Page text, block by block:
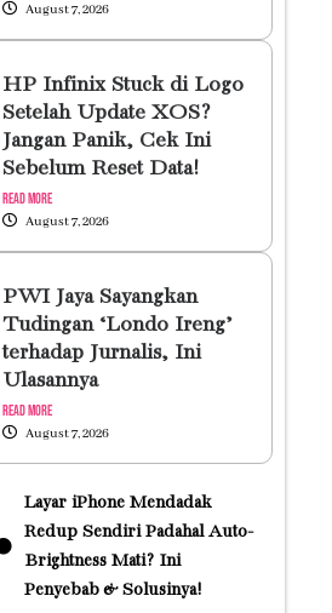
August 7, 2026
HP Infinix Stuck di Logo
Setelah Update XOS?
Jangan Panik, Cek Ini
Sebelum Reset Data!
Read More
August 7, 2026
PWI Jaya Sayangkan
Tudingan ‘Londo Ireng’
terhadap Jurnalis, Ini
Ulasannya
Read More
August 7, 2026
Layar iPhone Mendadak
Redup Sendiri Padahal Auto-
Brightness Mati? Ini
Penyebab & Solusinya!